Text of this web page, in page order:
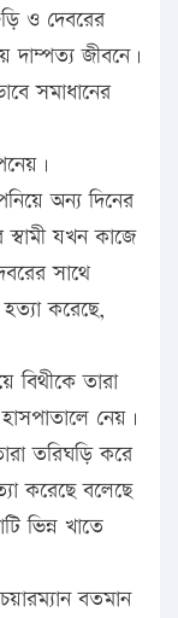
ও দেবরের
দাম্পত্য জীবনে।
সমাধানের
অন্য দিনের
যখন কাজে
সাথে
করেছে,
তারা
নেয়।
তরিঘড়ি করে
করেছে বলেছে
ভিন্ন খাতে
বতমান